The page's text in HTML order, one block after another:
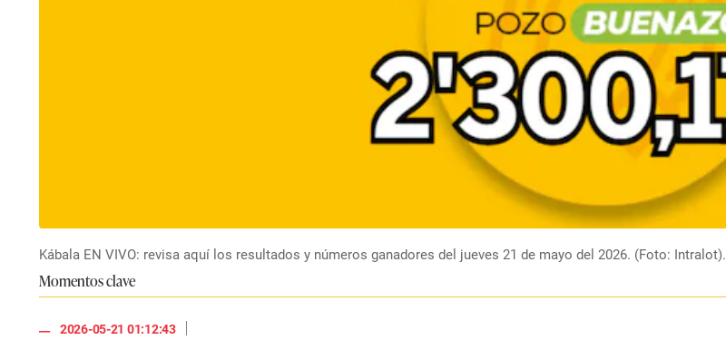
Kábala EN VIVO: revisa aquí los resultados y números ganadores del jueves 21 de mayo del 2026. (Foto: Intralot).
Momentos clave
2026-05-21 01:12:43
|